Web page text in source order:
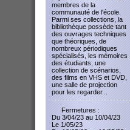
membres de la
communauté de l'école.
Parmi ses collections, la
bibliothèque possède tant
des ouvrages techniques
que théoriques, de
nombreux périodiques
spécialisés, les mémoires
des étudiants, une
collection de scénarios,
des films en VHS et DVD,
une salle de projection
pour les regarder...
Fermetures :
Du 3/04/23 au 10/04/23
Le 1/05/23